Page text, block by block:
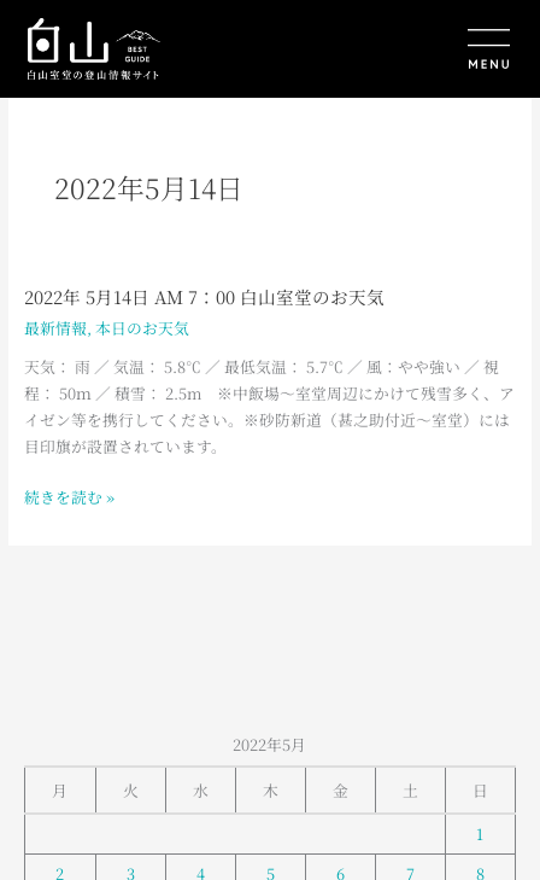
2022年5月14日
2022年 5月14日 AM 7：00 白山室堂のお天気
最新情報, 本日のお天気
天気： 雨 ／ 気温： 5.8℃ ／ 最低気温： 5.7℃ ／ 風：やや強い ／ 視
程： 50ｍ ／ 積雪： 2.5m ※中飯場～室堂周辺にかけて残雪多く、ア
イゼン等を携行してください。※砂防新道（甚之助付近～室堂）には
目印旗が設置されています。
2022
年
月
14
日
AM
00
続きを読む »
2022年5月
月
火 水 木 金 土
日
1
2
3 4 5 6 7
8